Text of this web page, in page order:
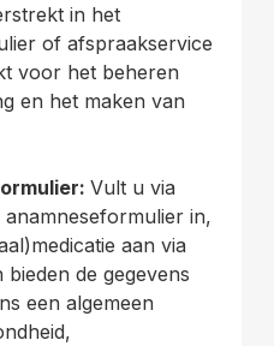
in het
of afspraakservice
voor het beheren
en het maken van
Vult u via
in,
aan via
de gegevens
een algemeen